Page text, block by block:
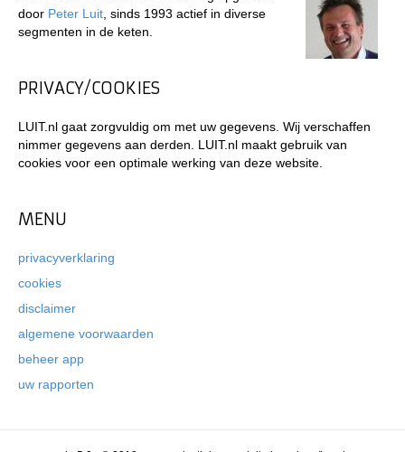
door Peter Luit , sinds 1993 actief in diverse
segmenten in de keten.
PRIVACY/COOKIES
LUIT.nl gaat zorgvuldig om met uw gegevens. Wij verschaffen
nimmer gegevens aan derden. LUIT.nl maakt gebruik van
cookies voor een optimale werking van deze website.
MENU
privacyverklaring
cookies
disclaimer
algemene voorwaarden
beheer app
uw rapporten